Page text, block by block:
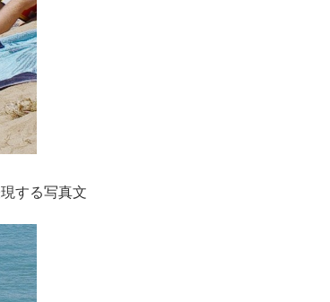
する写真文